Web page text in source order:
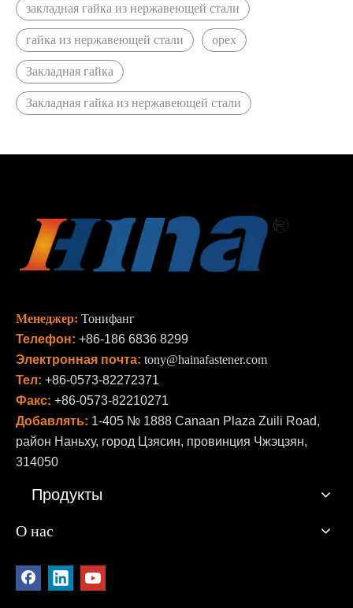
закладная гайка из нержавеющей стали
гайка из нержавеющей стали орех
Закладная гайка
Закладная гайка из нержавеющей стали
Менеджер: Тонифанг
Телефон: +86-186 6836 8299
Электронная почта: tony@hainafastener.com
Тел: +86-0573-82272371
Факс: +86-0573-82210271
Добавлять: 1-405 № 1888 Canaan Plaza Zuili Road,
район Наньху, город Цзясин, провинция Чжэцзян,
314050
Продукты
О нас